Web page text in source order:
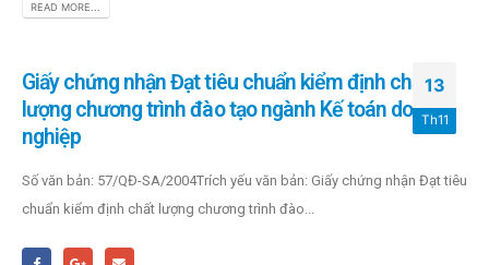
READ MORE...
13
Th11
Giấy chứng nhận Đạt tiêu chuẩn kiểm định chất
lượng chương trình đào tạo ngành Kế toán doanh
nghiệp
Số văn bản: 57/QĐ-SA/2004Trích yếu văn bản: Giấy chứng nhận Đạt tiêu
chuẩn kiểm định chất lượng chương trình đào...